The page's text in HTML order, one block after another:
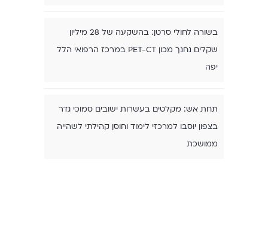
בשורה לחולי סרטן: בהשקעה של 28 מיליון
שקלים נחנך מכון PET-CT במרכז הרפואי הלל
יפה
תחת אש: מקלטים בעשרות ישובים סמוכי גדר
בצפון יוסבו למרכזי לימוד וחוסן קהילתי לשהייה
ממושכת